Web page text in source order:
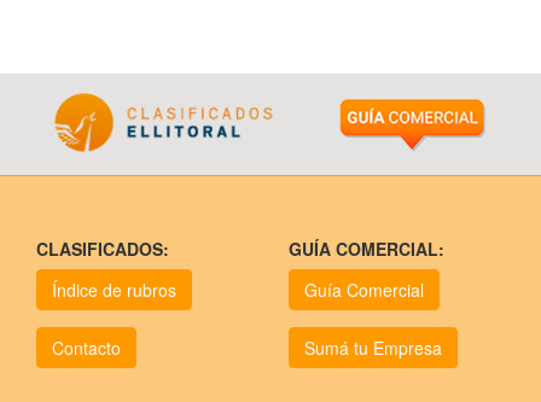
CLASIFICADOS:
Índice de rubros
Contacto
GUÍA COMERCIAL:
Guía Comercial
Sumá tu Empresa